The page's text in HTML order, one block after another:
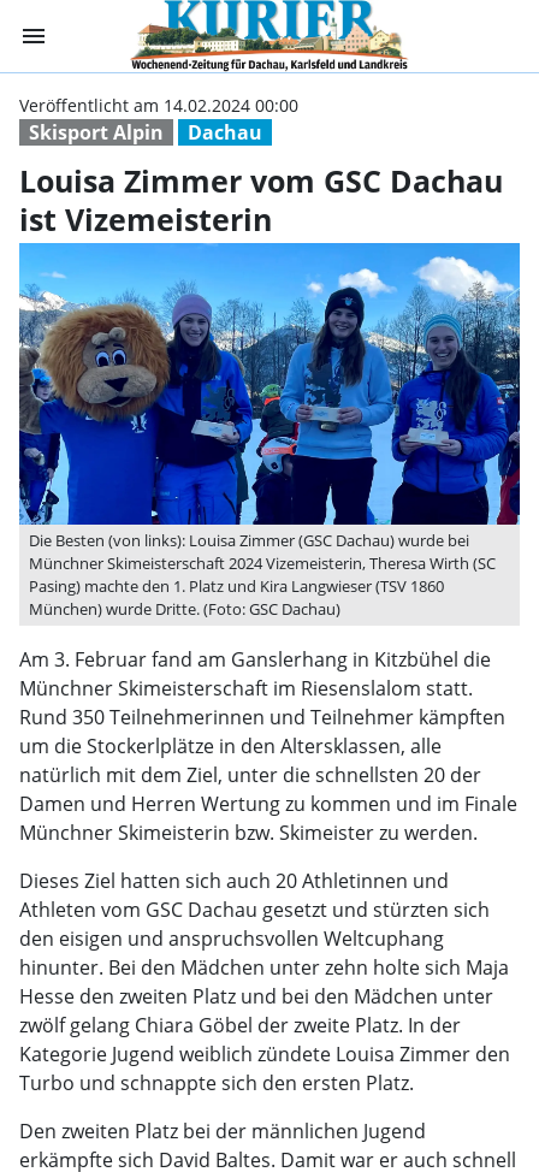
menu Louisa Zimmer
Skisport Alpin Dachau
Veröffentlicht am 14.02.2024 00:00
Louisa Zimmer vom GSC Dachau
ist Vizemeisterin
Die Besten (von links): Louisa Zimmer (GSC Dachau) wurde bei
Münchner Skimeisterschaft 2024 Vizemeisterin, Theresa Wirth (SC
Pasing) machte den 1. Platz und Kira Langwieser (TSV 1860
München) wurde Dritte. (Foto: GSC Dachau)
Am 3. Februar fand am Ganslerhang in Kitzbühel die
Münchner Skimeisterschaft im Riesenslalom statt.
Rund 350 Teilnehmerinnen und Teilnehmer kämpften
um die Stockerlplätze in den Altersklassen, alle
natürlich mit dem Ziel, unter die schnellsten 20 der
Damen und Herren Wertung zu kommen und im Finale
Münchner Skimeisterin bzw. Skimeister zu werden.
Dieses Ziel hatten sich auch 20 Athletinnen und
Athleten vom GSC Dachau gesetzt und stürzten sich
den eisigen und anspruchsvollen Weltcuphang
hinunter. Bei den Mädchen unter zehn holte sich Maja
Hesse den zweiten Platz und bei den Mädchen unter
zwölf gelang Chiara Göbel der zweite Platz. In der
Kategorie Jugend weiblich zündete Louisa Zimmer den
Turbo und schnappte sich den ersten Platz.
Den zweiten Platz bei der männlichen Jugend
erkämpfte sich David Baltes. Damit war er auch schnell